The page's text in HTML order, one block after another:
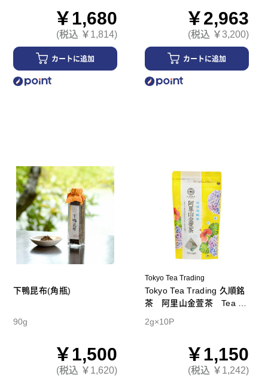
￥1,680
(税込 ￥1,814)
カートに追加
￥2,963
(税込 ￥3,200)
カートに追加
下鴨昆布(角瓶)
90g
￥1,500
(税込 ￥1,620)
Tokyo Tea Trading
Tokyo Tea Trading 久順銘
茶 阿里山金萱茶 Tea B
2g×10P
￥1,150
(税込 ￥1,242)